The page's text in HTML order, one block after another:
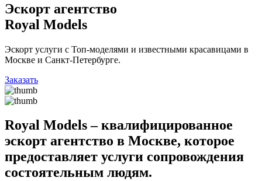
Эскорт агентство
Royal Models
Эскорт услуги с Топ-моделями и известными красавицами в
Москве и Санкт-Петербурге.
Заказать
Royal Models – квалифицированное
эскорт агентство в Москве, которое
предоставляет услуги сопровождения
состоятельным людям.